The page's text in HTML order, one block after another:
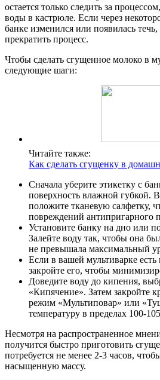
остается только следить за
воды в кастрюле. Если через
банке изменился или появилась
прекратить процесс.
Чтобы сделать сгущенное молоко в
следующие шаги:
Читайте также:
Как сделать сгущенку в
Сначала уберите этикетку с
поверхность влажной губкой.
положите тканевую салфетку,
повреждений антипригарного
Установите банку на дно или
Залейте воду так, чтобы она
не превышала максимальный
Если в вашей мультиварке
закройте его, чтобы
Доведите воду до кипения,
«Кипячение». Затем закройте
режим «Мультиповар» или
температуру в пределах 100-
Несмотря на распространенное
получится быстро приготовить
потребуется не менее 2-3 часов,
насыщенную массу.